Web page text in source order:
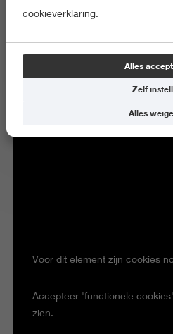
Voor dit element zijn cookies
Accepteer 'functionele
zien.
cookieverklaring.
Alles
Zelf
Alles